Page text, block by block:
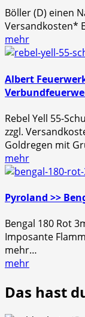
Böller (D) einen
Versandkosten*
mehr
Albert
Rebel Yell 55-
zzgl.
Goldregen mit
mehr
Pyroland >>
Bengal 180 Rot
Imposante
mehr…
mehr
Das hast